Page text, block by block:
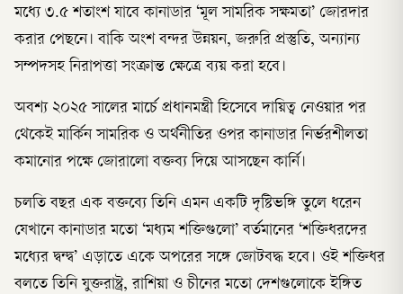
মধ্যে ৩.৫ শতাংশ যাবে কানাডার ‘মূল সামরিক সক্ষমতা’ জোরদার
করার পেছনে। বাকি অংশ বন্দর উন্নয়ন, জরুরি প্রস্তুতি, অন্যান্য
সম্পদসহ নিরাপত্তা সংক্রান্ত ক্ষেত্রে ব্যয় করা হবে।
অবশ্য ২০২৫ সালের মার্চে প্রধানমন্ত্রী হিসেবে দায়িত্ব নেওয়ার পর
থেকেই মার্কিন সামরিক ও অর্থনীতির ওপর কানাডার নির্ভরশীলতা
কমানোর পক্ষে জোরালো বক্তব্য দিয়ে আসছেন কার্নি।
চলতি বছর এক বক্তব্যে তিনি এমন একটি দৃষ্টিভঙ্গি তুলে ধরেন
যেখানে কানাডার মতো ‘মধ্যম শক্তিগুলো’ বর্তমানের ‘শক্তিধরদের
মধ্যের দ্বন্দ্ব’ এড়াতে একে অপরের সঙ্গে জোটবদ্ধ হবে। ওই শক্তিধর
বলতে তিনি যুক্তরাষ্ট্র, রাশিয়া ও চীনের মতো দেশগুলোকে ইঙ্গিত